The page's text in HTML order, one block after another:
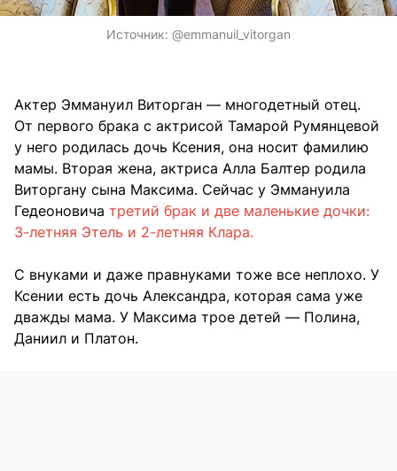
Источник: @emmanuil_vitorgan
Актер Эммануил Виторган — многодетный отец.
От первого брака с актрисой Тамарой Румянцевой
у него родилась дочь Ксения, она носит фамилию
мамы. Вторая жена, актриса Алла Балтер родила
Виторгану сына Максима. Сейчас у Эммануила
Гедеоновича третий брак и две маленькие дочки:
3-летняя Этель и 2-летняя Клара.
С внуками и даже правнуками тоже все неплохо. У
Ксении есть дочь Александра, которая сама уже
дважды мама. У Максима трое детей — Полина,
Даниил и Платон.